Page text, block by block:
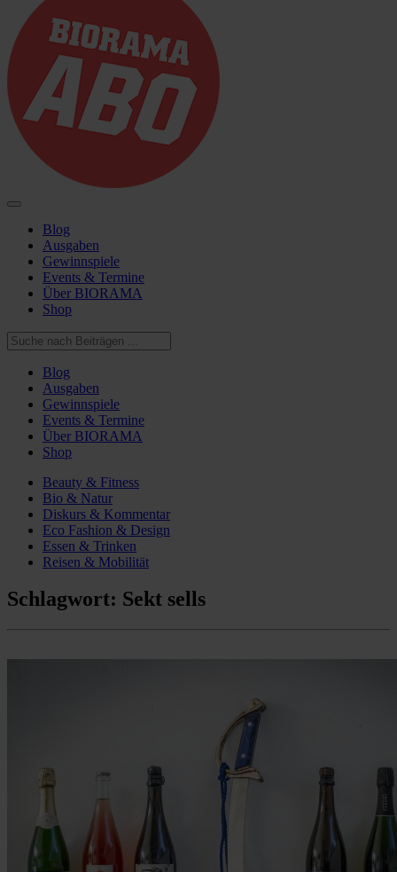
Blog
Ausgaben
Gewinnspiele
Events & Termine
Über BIORAMA
Shop
Blog
Ausgaben
Gewinnspiele
Events & Termine
Über BIORAMA
Shop
Beauty & Fitness
Bio & Natur
Diskurs & Kommentar
Eco Fashion & Design
Essen & Trinken
Reisen & Mobilität
Schlagwort: Sekt sells